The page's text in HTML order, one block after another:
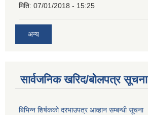
मिति: 07/01/2018 - 15:25
अन्य
सार्वजनिक खरिद/बोलपत्र सूचना
बिभिन्‍न शिर्षकको दरभाउपत्र आव्हान सम्बन्धी सूचना